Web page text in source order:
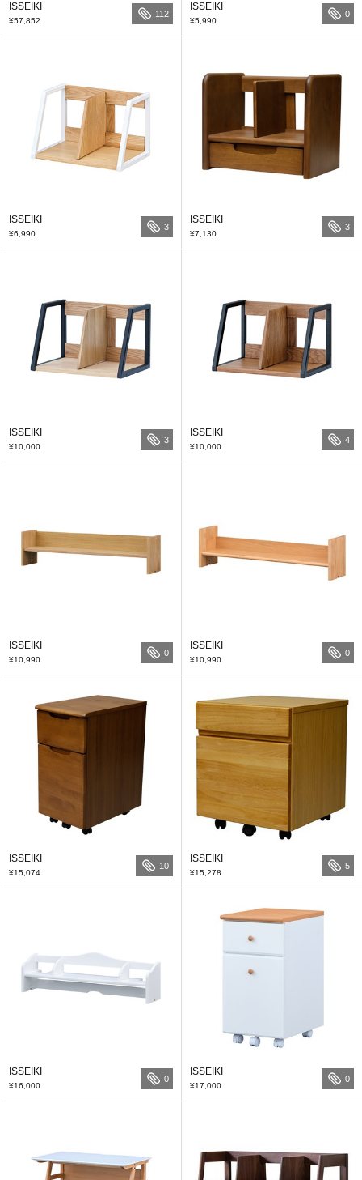
ISSEIKI
¥57,852
112
ISSEIKI
¥5,990
0
ISSEIKI
¥6,990
3
ISSEIKI
¥7,130
3
ISSEIKI
¥10,000
3
ISSEIKI
¥10,000
4
ISSEIKI
¥10,990
0
ISSEIKI
¥10,990
0
ISSEIKI
¥15,074
10
ISSEIKI
¥15,278
5
ISSEIKI
¥16,000
0
ISSEIKI
¥17,000
0